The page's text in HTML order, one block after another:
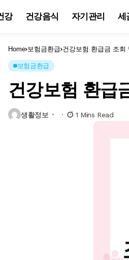
강 건강음식 자기관리 세
Home 보험금환급 건강보험 환급금 조회
보험금환급
건강보험 환급
생활정보 1 Mins Read